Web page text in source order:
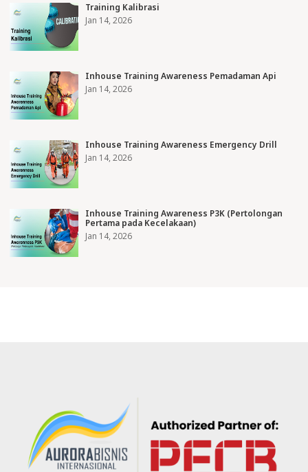
Training Kalibrasi
Jan 14, 2026
Inhouse Training Awareness Pemadaman Api
Jan 14, 2026
Inhouse Training Awareness Emergency Drill
Jan 14, 2026
Inhouse Training Awareness P3K (Pertolongan
Pertama pada Kecelakaan)
Jan 14, 2026